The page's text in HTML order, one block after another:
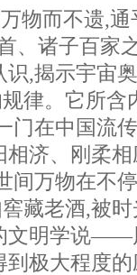
物而不遗,
、诸子百家
,揭示宇宙
律。它所含
门在中国流
济、刚柔
间万物在不
藏老酒,被
文明学说——
极大程度